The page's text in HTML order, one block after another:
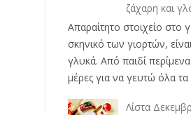
ζάχαρη και
Απαραίτητο στοιχείο στο
σκηνικό των γιορτών,
γλυκά. Από παιδί περίμενα
μέρες για να γευτώ όλα τα
Λίστα